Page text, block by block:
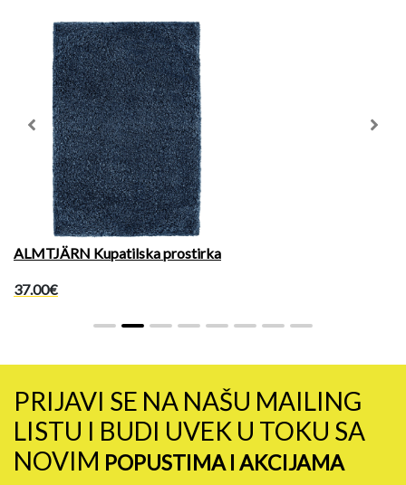
ALMTJÄRN Kupatilska prostirka
37.00€
Previous Next
PRIJAVI SE NA NAŠU MAILING
LISTU I BUDI UVEK U TOKU SA
NOVIM POPUSTIMA I AKCIJAMA